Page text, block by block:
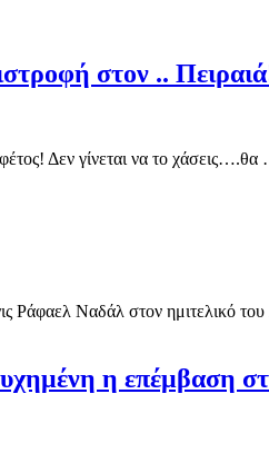
στον ..
Δεν γίνεται να το
Ράφαελ Ναδάλ στον ημιτελικό
η επέμβαση